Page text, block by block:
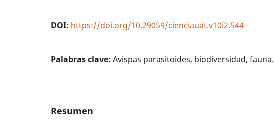
DOI: https://doi.org/10.29059/cienciauat.v10i2.544
Palabras clave:Avispas parasitoides, biodiversidad, fauna.
Resumen